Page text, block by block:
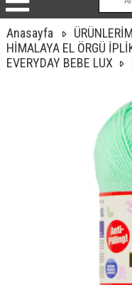
Anasayfa
HİMALAYA EL ÖRGÜ
EVERYDAY BEBE LUX